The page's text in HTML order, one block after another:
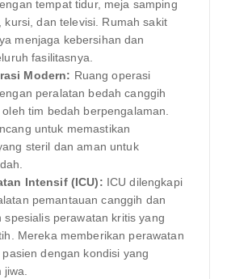
tempat tidur, meja samping
kursi, dan televisi. Rumah sakit
menjaga kebersihan dan
fasilitasnya.
Modern: Ruang operasi
peralatan bedah canggih
tim bedah berpengalaman.
untuk memastikan
steril dan aman untuk
Intensif (ICU): ICU dilengkapi
pemantauan canggih dan
spesialis perawatan kritis yang
Mereka memberikan perawatan
dengan kondisi yang